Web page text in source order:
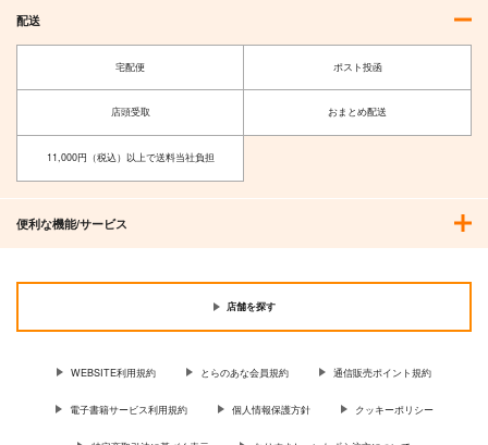
AciD
サンプル
作品詳細
GlowGarden
サンプル
配送
宅配便 ポスト投函
店頭受取 おまとめ配送
11,000円（税込）以上で送料当社負担
便利な機能/サービス
店舗を探す
WEBSITE利用規約 とらのあな会員規約 通信販売ポイント規約
電子書籍サービス利用規約 個人情報保護方針 クッキーポリシー